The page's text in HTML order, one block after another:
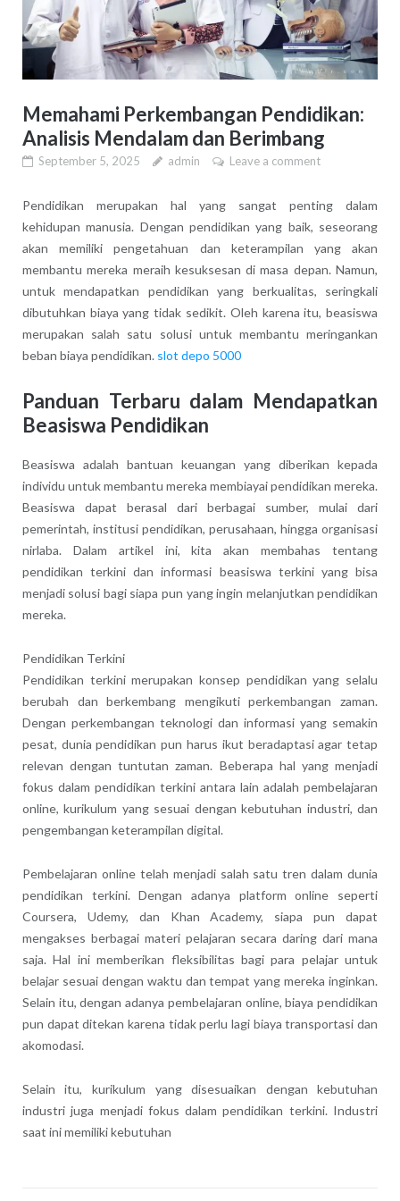
Memahami Perkembangan Pendidikan:
Analisis Mendalam dan Berimbang
September 5, 2025 admin Leave a comment
Pendidikan merupakan hal yang sangat penting dalam
kehidupan manusia. Dengan pendidikan yang baik, seseorang
akan memiliki pengetahuan dan keterampilan yang akan
membantu mereka meraih kesuksesan di masa depan. Namun,
untuk mendapatkan pendidikan yang berkualitas, seringkali
dibutuhkan biaya yang tidak sedikit. Oleh karena itu, beasiswa
merupakan salah satu solusi untuk membantu meringankan
beban biaya pendidikan. slot depo 5000
Panduan Terbaru dalam Mendapatkan
Beasiswa Pendidikan
Beasiswa adalah bantuan keuangan yang diberikan kepada
individu untuk membantu mereka membiayai pendidikan mereka.
Beasiswa dapat berasal dari berbagai sumber, mulai dari
pemerintah, institusi pendidikan, perusahaan, hingga organisasi
nirlaba. Dalam artikel ini, kita akan membahas tentang
pendidikan terkini dan informasi beasiswa terkini yang bisa
menjadi solusi bagi siapa pun yang ingin melanjutkan pendidikan
mereka.
Pendidikan Terkini
Pendidikan terkini merupakan konsep pendidikan yang selalu
berubah dan berkembang mengikuti perkembangan zaman.
Dengan perkembangan teknologi dan informasi yang semakin
pesat, dunia pendidikan pun harus ikut beradaptasi agar tetap
relevan dengan tuntutan zaman. Beberapa hal yang menjadi
fokus dalam pendidikan terkini antara lain adalah pembelajaran
online, kurikulum yang sesuai dengan kebutuhan industri, dan
pengembangan keterampilan digital.
Pembelajaran online telah menjadi salah satu tren dalam dunia
pendidikan terkini. Dengan adanya platform online seperti
Coursera, Udemy, dan Khan Academy, siapa pun dapat
mengakses berbagai materi pelajaran secara daring dari mana
saja. Hal ini memberikan fleksibilitas bagi para pelajar untuk
belajar sesuai dengan waktu dan tempat yang mereka inginkan.
Selain itu, dengan adanya pembelajaran online, biaya pendidikan
pun dapat ditekan karena tidak perlu lagi biaya transportasi dan
akomodasi.
Selain itu, kurikulum yang disesuaikan dengan kebutuhan
industri juga menjadi fokus dalam pendidikan terkini. Industri
saat ini memiliki kebutuhan